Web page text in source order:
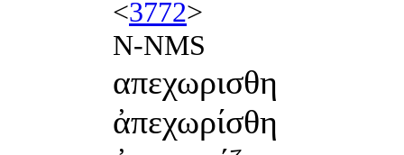
<3772>
N-NMS
απεχωρισθη
ἀπεχωρίσθη